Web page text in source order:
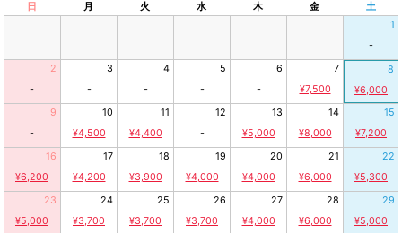
日 月 火 水 木 金
土
1
-
2
-
3
-
4
-
5
-
6
-
7
¥7,500
8
¥6,000
9
-
10
¥4,500
11
¥4,400
12
-
13
¥5,000
14
¥8,000
15
¥7,200
16
¥6,200
17
¥4,200
18
¥3,900
19
¥4,000
20
¥4,000
21
¥6,000
22
¥5,300
23
¥5,000
24
¥3,700
25
¥3,700
26
¥3,700
27
¥4,000
28
¥6,000
29
¥5,000